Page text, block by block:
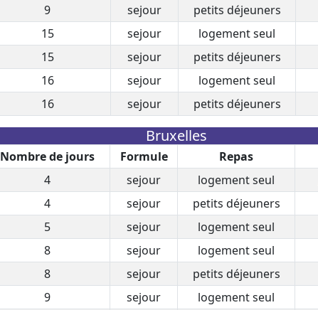
9 sejour petits déjeuners
15 sejour logement seul
15 sejour petits déjeuners
16 sejour logement seul
16 sejour petits déjeuners
Bruxelles
Nombre de jours Formule Repas
4 sejour logement seul
4 sejour petits déjeuners
5 sejour logement seul
8 sejour logement seul
8 sejour petits déjeuners
9 sejour logement seul